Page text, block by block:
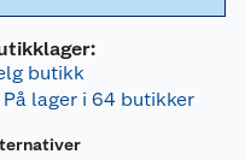
butikk
På lager i 64 butikker